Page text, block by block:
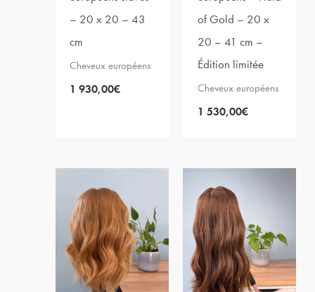
– 20 x 20 – 43
cm
Cheveux européens
1 930,00€
of Gold – 20 x
20 – 41 cm –
Édition limitée
Cheveux européens
1 530,00€